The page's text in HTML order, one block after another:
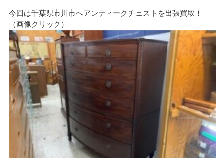
今回は千葉県市川市へアンティークチェストを出張買取！
（画像クリック）